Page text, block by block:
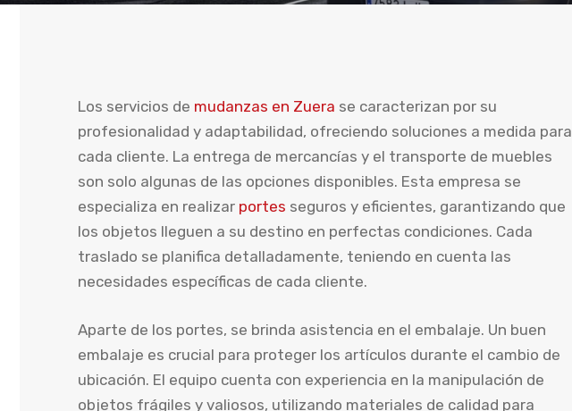
Los servicios de mudanzas en Zuera se caracterizan por su
profesionalidad y adaptabilidad, ofreciendo soluciones a medida para
cada cliente. La entrega de mercancías y el transporte de muebles
son solo algunas de las opciones disponibles. Esta empresa se
especializa en realizar portes seguros y eficientes, garantizando que
los objetos lleguen a su destino en perfectas condiciones. Cada
traslado se planifica detalladamente, teniendo en cuenta las
necesidades específicas de cada cliente.
Aparte de los portes, se brinda asistencia en el embalaje. Un buen
embalaje es crucial para proteger los artículos durante el cambio de
ubicación. El equipo cuenta con experiencia en la manipulación de
objetos frágiles y valiosos, utilizando materiales de calidad para